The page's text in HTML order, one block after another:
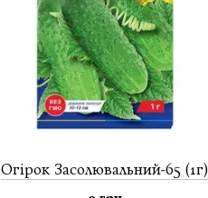
Огiрок Засолювальний-65 (1г)